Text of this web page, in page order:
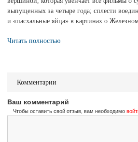
выпущенных за четыре года; сплести
и «пасхальные яйца» в картинах о
Читать полностью
Комментарии
Ваш комментарий
Чтобы оставить свой отзыв, вам необходимо